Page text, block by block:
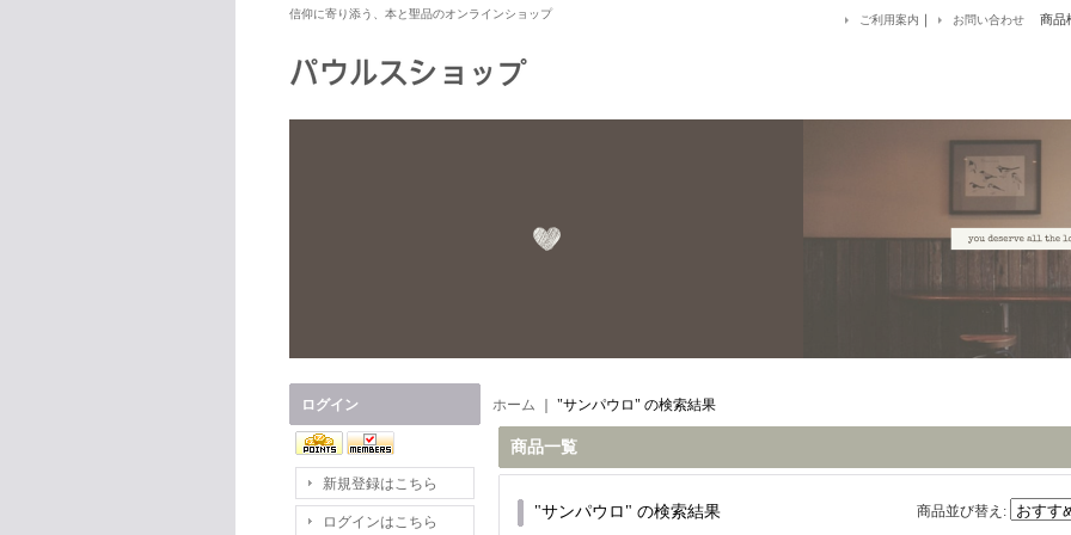
信仰に寄り添う、本と聖品のオンラインショップ ご利用案内 ｜ お問い合わせ 商品
ログイン
新規登録はこちら
ログインはこちら
ホーム "サンパウロ" の検索結果
商品一覧
"サンパウロ" の検索結果 商品並び替え :